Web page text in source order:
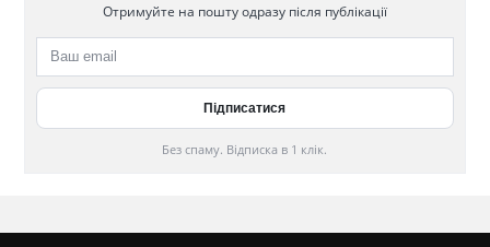
Отримуйте на пошту одразу після публікації
Без спаму. Відписка в 1 клік.